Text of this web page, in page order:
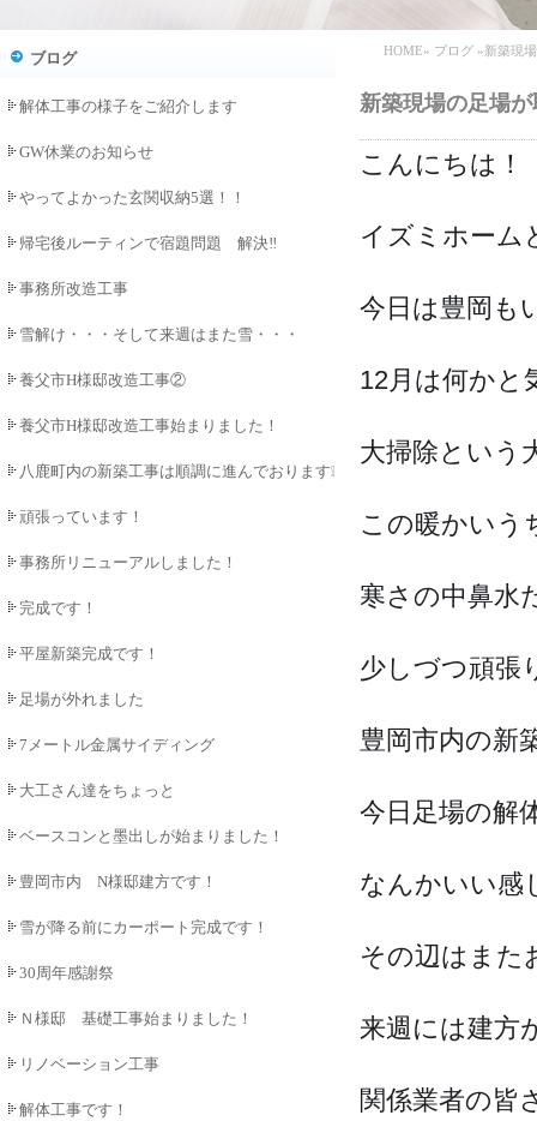
HOME» ブログ »新築現
新築現場の足場
こんにちは！
イズミホーム
今日は豊岡も
12月は何かと
大掃除という
この暖かいう
寒さの中鼻水
少しづつ頑張
豊岡市内の新
今日足場の解
なんかいい感
その辺はまた
来週には建方
関係業者の皆
ブログ
解体工事の様子をご紹介します
GW休業のお知らせ
やってよかった玄関収納5選！！
帰宅後ルーティンで宿題問題 解決‼
事務所改造工事
雪解け・・・そして来週はまた雪・・・
養父市H様邸改造工事②
養父市H様邸改造工事始まりました！
八鹿町内の新築工事は順調に進んでおります❕
頑張っています！
事務所リニューアルしました！
完成です！
平屋新築完成です！
足場が外れました
7メートル金属サイディング
大工さん達をちょっと
ベースコンと墨出しが始まりました！
豊岡市内 N様邸建方です！
雪が降る前にカーポート完成です！
30周年感謝祭
Ｎ様邸 基礎工事始まりました！
リノベーション工事
解体工事です！